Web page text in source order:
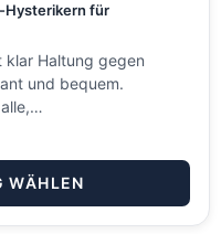
Hysterikern für
klar Haltung gegen
und bequem.
WÄHLEN